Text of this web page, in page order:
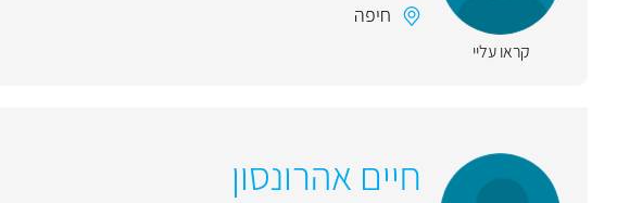
קראו עליי
חיפה
חיים אהרונסון